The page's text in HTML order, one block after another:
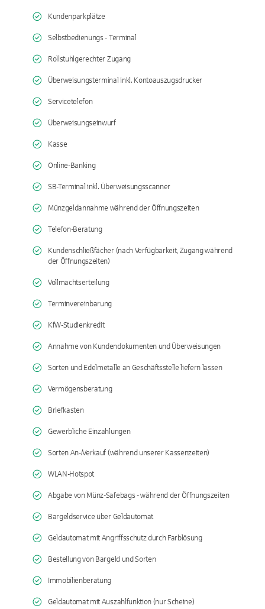
Kundenparkplätze
Selbstbedienungs - Terminal
Rollstuhlgerechter Zugang
Überweisungsterminal inkl. Kontoauszugsdrucker
Servicetelefon
Überweisungseinwurf
Kasse
Online-Banking
SB-Terminal inkl. Überweisungsscanner
Münzgeldannahme während der Öffnungszeiten
Telefon-Beratung
Kundenschließfächer (nach Verfügbarkeit, Zugang während
der Öffnungszeiten)
Vollmachtserteilung
Terminvereinbarung
KfW-Studienkredit
Annahme von Kundendokumenten und Überweisungen
Sorten und Edelmetalle an Geschäftsstelle liefern lassen
Vermögensberatung
Briefkasten
Gewerbliche Einzahlungen
Sorten An-/Verkauf (während unserer Kassenzeiten)
WLAN-Hotspot
Abgabe von Münz-Safebags - während der Öffnungszeiten
Bargeldservice über Geldautomat
Geldautomat mit Angriffsschutz durch Farblösung
Bestellung von Bargeld und Sorten
Immobilienberatung
Geldautomat mit Auszahlfunktion (nur Scheine)